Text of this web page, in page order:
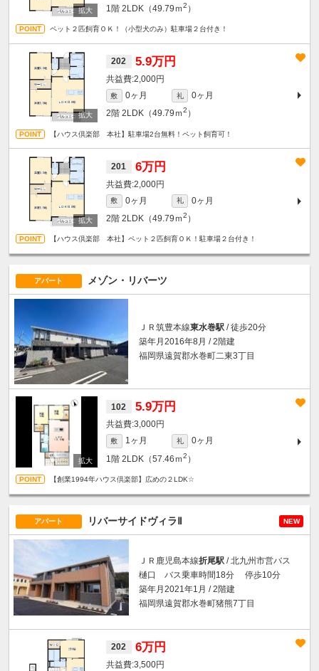
1階 2LDK（49.79ｍ2 ）
ペット２匹飼育ＯＫ！（小型犬のみ）駐車場２台付き！
202 5.9万円
2,000円
敷 0ヶ月 礼
0ヶ月
2階 2LDK（49.79ｍ2 ）
【ハウス倶楽部 本社】駐車場2台無料！ペット飼育可！
201 6万円
2,000円
敷 0ヶ月 礼
0ヶ月
2階 2LDK（49.79ｍ2 ）
【ハウス倶楽部 本社】ペット２匹飼育ＯＫ！駐車場２台付き！
アパート メゾン・リバーツ
ＪＲ筑豊本線東水巻駅 / 徒歩20分
築年月2016年8月 / 2階建
福岡県遠賀郡水巻町二東3丁目
102 5.9万円
3,000円
敷 1ヶ月 礼
0ヶ月
1階 2LDK（57.46ｍ2 ）
【創業1994年ハウス倶楽部】広めの２LDK☆
アパート リバーサイドヴィラⅡ NEW
ＪＲ鹿児島本線折尾駅 / 北九州市営バス
樋口 バス乗車時間18分 停歩10分
築年月2021年1月 / 2階建
福岡県遠賀郡水巻町猪熊7丁目
202 6万円
3,500円